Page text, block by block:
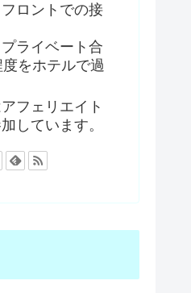
ロントでの接
ライベート合
をホテルで過
フェリエイト
しています。